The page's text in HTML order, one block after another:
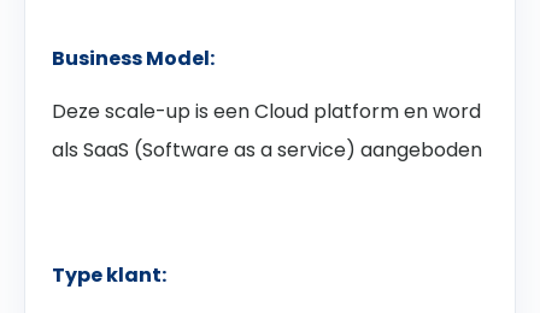
Business Model:
Deze scale-up is een Cloud platform en word
als SaaS (Software as a service) aangeboden
Type klant: